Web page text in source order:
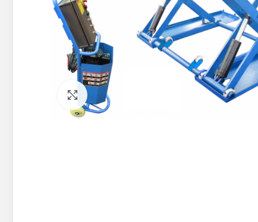
Pietuvināt